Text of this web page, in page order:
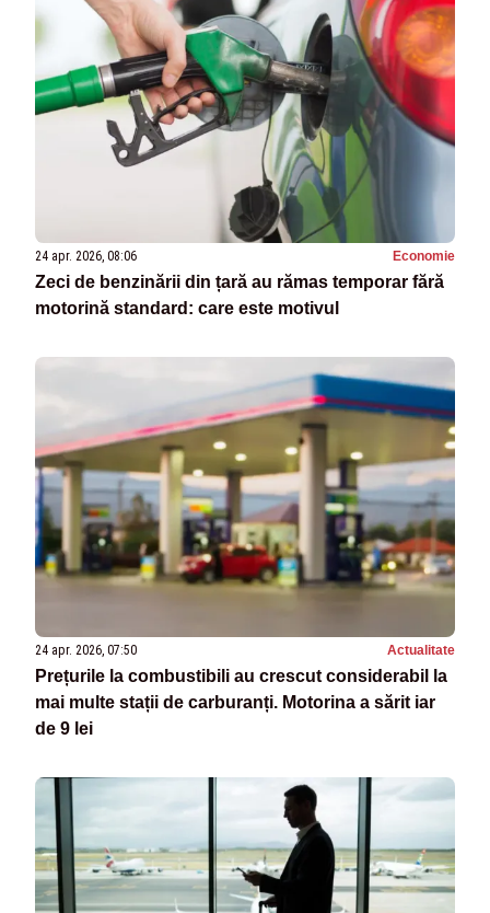
24 apr. 2026, 08:06 Economie
Zeci de benzinării din țară au rămas temporar fără
motorină standard: care este motivul
24 apr. 2026, 07:50 Actualitate
Prețurile la combustibili au crescut considerabil la
mai multe stații de carburanți. Motorina a sărit iar
de 9 lei